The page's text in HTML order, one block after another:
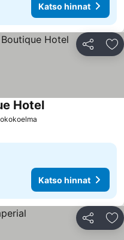
Katso hinnat
Jaa
Hotel
Katso hinnat
Jaa